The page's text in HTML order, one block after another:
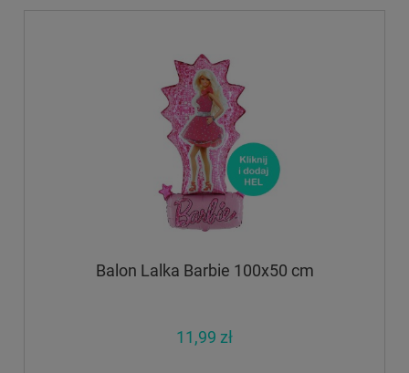
Balon Lalka Barbie 100x50 cm
11,99 zł